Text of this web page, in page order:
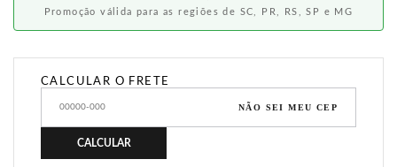
Promoção válida para as regiões de SC, PR, RS, SP e MG
CALCULAR O FRETE
NÃO SEI MEU CEP
CALCULAR